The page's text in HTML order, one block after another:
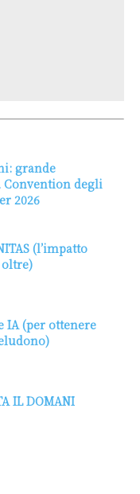
grande
degli
2026
(l’impatto
IA (per ottenere
IL DOMANI